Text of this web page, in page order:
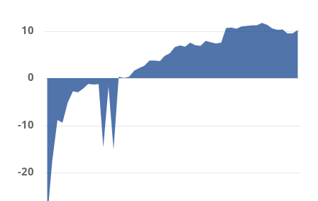
-20
-10
0
10